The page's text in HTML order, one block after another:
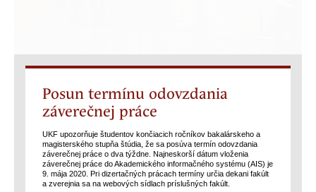
Posun termínu odovzdania
záverečnej práce
UKF upozorňuje študentov končiacich ročníkov bakalárskeho a
magisterského stupňa štúdia, že sa posúva termín odovzdania
záverečnej práce o dva týždne. Najneskorší dátum vloženia
záverečnej práce do Akademického informačného systému (AIS) je
9. mája 2020. Pri dizertačných prácach termíny určia dekani fakúlt
a zverejnia sa na webových sídlach príslušných fakúlt.